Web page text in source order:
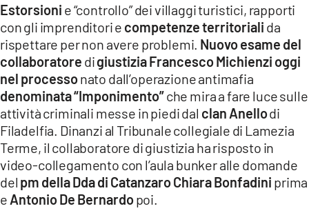
COSENZACHANNEL.IT
ILVIBONESE.IT
CATANZAROCHANNEL.IT
LACAPITALENEWS.IT
App
ANDROID
APPLE
Estorsioni e “controllo” dei villaggi turistici, rapporti
con gli imprenditori e competenze territoriali da
rispettare per non avere problemi. Nuovo esame del
collaboratore digiustizia Francesco Michienzi oggi
nel processonato dall’operazione antimafia
denominata “Imponimento”che mira a fare luce sulle
attività criminali messe in piedi dal clan Anellodi
Filadelfia. Dinanzi al Tribunale collegiale di Lamezia
Terme, il collaboratore di giustizia ha risposto in
video-collegamento con l’aula bunker alle domande
del pm della Dda di Catanzaro Chiara Bonfadini prima
e Antonio De Bernardopoi.